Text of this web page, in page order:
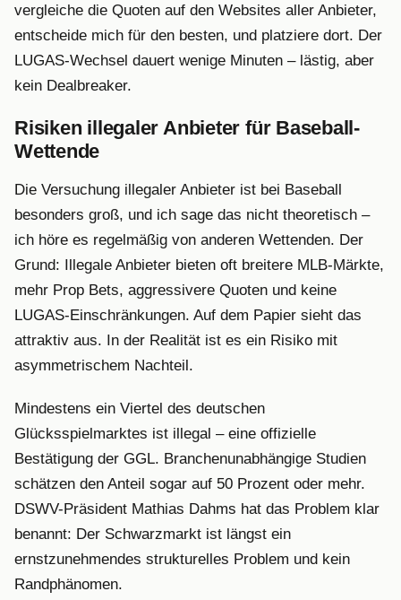
vergleiche die Quoten auf den Websites aller Anbieter,
entscheide mich für den besten, und platziere dort. Der
LUGAS-Wechsel dauert wenige Minuten – lästig, aber
kein Dealbreaker.
Risiken illegaler Anbieter für Baseball-
Wettende
Die Versuchung illegaler Anbieter ist bei Baseball
besonders groß, und ich sage das nicht theoretisch –
ich höre es regelmäßig von anderen Wettenden. Der
Grund: Illegale Anbieter bieten oft breitere MLB-Märkte,
mehr Prop Bets, aggressivere Quoten und keine
LUGAS-Einschränkungen. Auf dem Papier sieht das
attraktiv aus. In der Realität ist es ein Risiko mit
asymmetrischem Nachteil.
Mindestens ein Viertel des deutschen
Glücksspielmarktes ist illegal – eine offizielle
Bestätigung der GGL. Branchenunabhängige Studien
schätzen den Anteil sogar auf 50 Prozent oder mehr.
DSWV-Präsident Mathias Dahms hat das Problem klar
benannt: Der Schwarzmarkt ist längst ein
ernstzunehmendes strukturelles Problem und kein
Randphänomen.